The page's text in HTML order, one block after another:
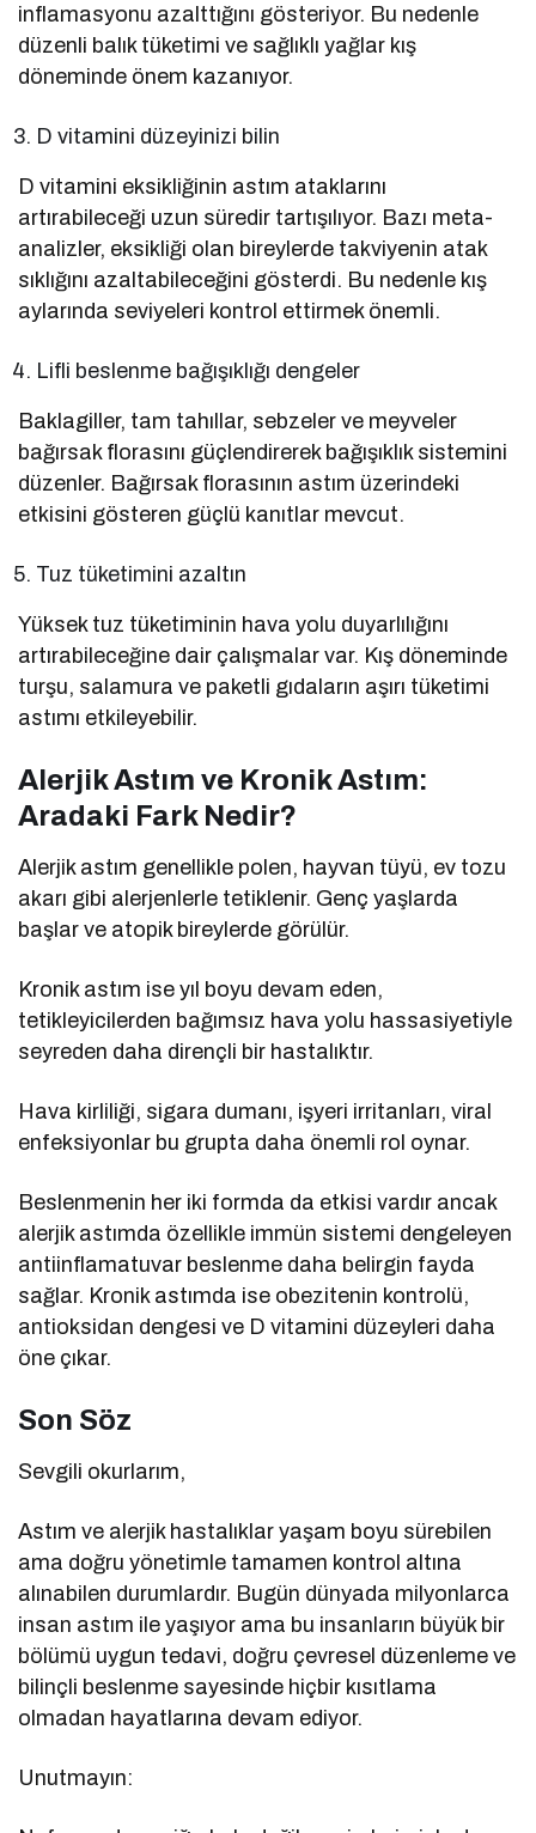
inflamasyonu azalttığını gösteriyor. Bu nedenle
düzenli balık tüketimi ve sağlıklı yağlar kış
döneminde önem kazanıyor.
D vitamini düzeyinizi bilin
D vitamini eksikliğinin astım ataklarını
artırabileceği uzun süredir tartışılıyor. Bazı meta-
analizler, eksikliği olan bireylerde takviyenin atak
sıklığını azaltabileceğini gösterdi. Bu nedenle kış
aylarında seviyeleri kontrol ettirmek önemli.
Lifli beslenme bağışıklığı dengeler
Baklagiller, tam tahıllar, sebzeler ve meyveler
bağırsak florasını güçlendirerek bağışıklık sistemini
düzenler. Bağırsak florasının astım üzerindeki
etkisini gösteren güçlü kanıtlar mevcut.
Tuz tüketimini azaltın
Yüksek tuz tüketiminin hava yolu duyarlılığını
artırabileceğine dair çalışmalar var. Kış döneminde
turşu, salamura ve paketli gıdaların aşırı tüketimi
astımı etkileyebilir.
Alerjik Astım ve Kronik Astım:
Aradaki Fark Nedir?
Alerjik astım genellikle polen, hayvan tüyü, ev tozu
akarı gibi alerjenlerle tetiklenir. Genç yaşlarda
başlar ve atopik bireylerde görülür.
Kronik astım ise yıl boyu devam eden,
tetikleyicilerden bağımsız hava yolu hassasiyetiyle
seyreden daha dirençli bir hastalıktır.
Hava kirliliği, sigara dumanı, işyeri irritanları, viral
enfeksiyonlar bu grupta daha önemli rol oynar.
Beslenmenin her iki formda da etkisi vardır ancak
alerjik astımda özellikle immün sistemi dengeleyen
antiinflamatuvar beslenme daha belirgin fayda
sağlar. Kronik astımda ise obezitenin kontrolü,
antioksidan dengesi ve D vitamini düzeyleri daha
öne çıkar.
Son Söz
Sevgili okurlarım,
Astım ve alerjik hastalıklar yaşam boyu sürebilen
ama doğru yönetimle tamamen kontrol altına
alınabilen durumlardır. Bugün dünyada milyonlarca
insan astım ile yaşıyor ama bu insanların büyük bir
bölümü uygun tedavi, doğru çevresel düzenleme ve
bilinçli beslenme sayesinde hiçbir kısıtlama
olmadan hayatlarına devam ediyor.
Unutmayın: